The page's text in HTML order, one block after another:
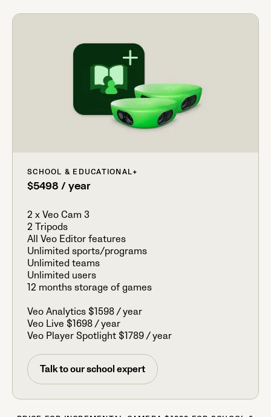
SCHOOL & EDUCATIONAL+
$5498 / year
2 x Veo Cam 3
2 Tripods
All Veo Editor features
Unlimited sports/programs
Unlimited teams
Unlimited users
12 months storage of games
Veo Analytics $1598 / year
Veo Live $1698 / year
Veo Player Spotlight $1789 / year
Talk to our school expert